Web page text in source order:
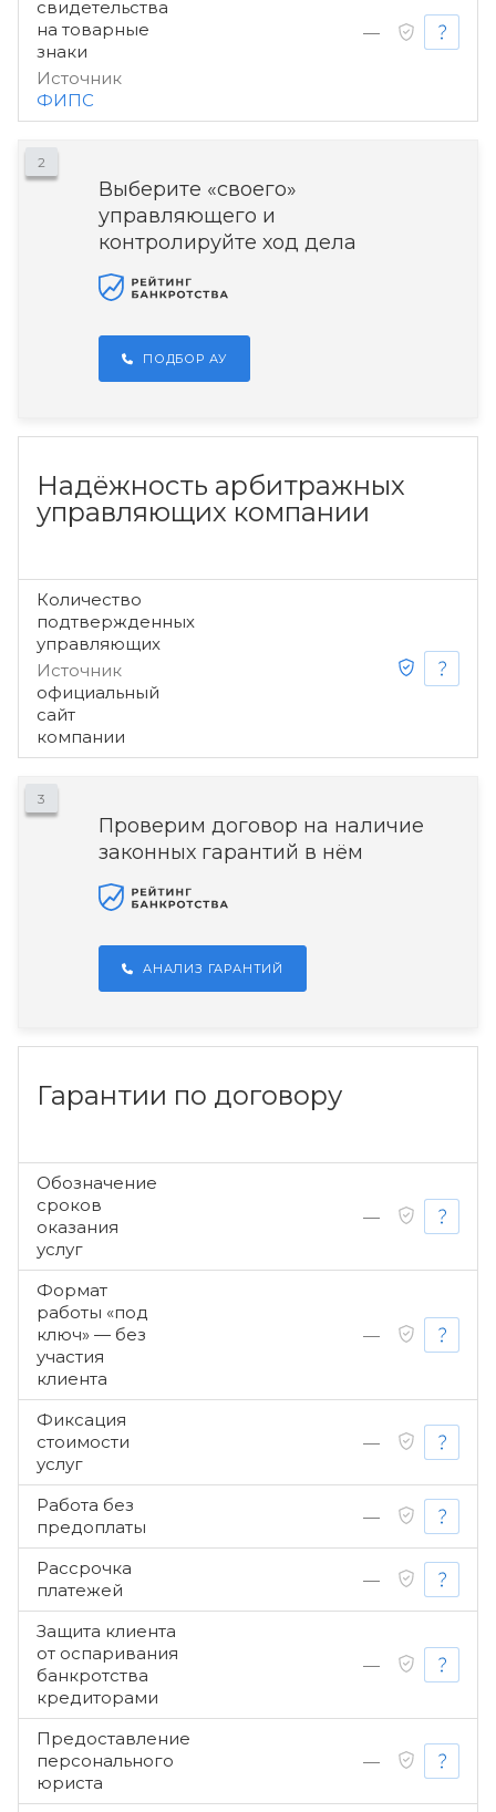
свидетельства
на товарные
знаки
Источник
ФИПС
—
2
Выберите «своего»
управляющего и
контролируйте ход дела
ПОДБОР АУ
Надёжность арбитражных
управляющих компании
Количество
подтвержденных
управляющих
Источник
официальный
сайт
компании
3
Проверим договор на наличие
законных гарантий в нём
АНАЛИЗ ГАРАНТИЙ
Гарантии по договору
Обозначение
сроков
оказания
услуг
—
Формат
работы «под
ключ» — без
участия
клиента
—
Фиксация
стоимости
услуг
—
Работа без
предоплаты
—
Рассрочка
платежей
—
Защита клиента
от оспаривания
банкротства
кредиторами
—
Предоставление
персонального
юриста
—